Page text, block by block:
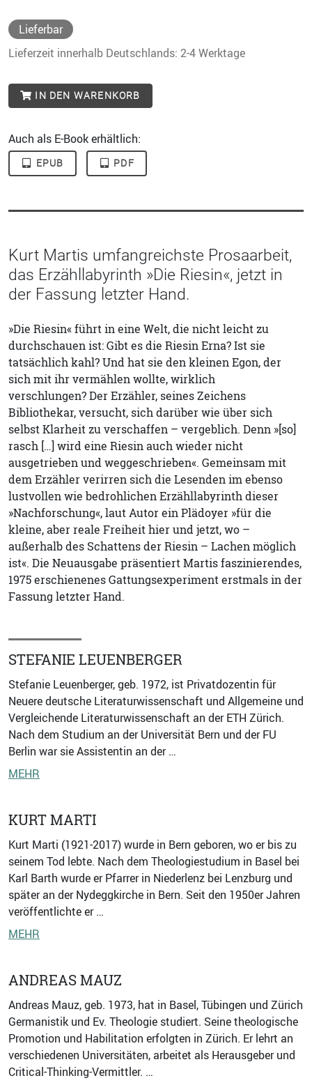
Lieferbar
Lieferzeit innerhalb Deutschlands: 2-4 Werktage
IN DEN WARENKORB
Auch als E-Book erhältlich:
EPUB PDF
Kurt Martis umfangreichste Prosaarbeit,
das Erzähllabyrinth »Die Riesin«, jetzt in
der Fassung letzter Hand.
»Die Riesin« führt in eine Welt, die nicht leicht zu
durchschauen ist: Gibt es die Riesin Erna? Ist sie
tatsächlich kahl? Und hat sie den kleinen Egon, der
sich mit ihr vermählen wollte, wirklich
verschlungen? Der Erzähler, seines Zeichens
Bibliothekar, versucht, sich darüber wie über sich
selbst Klarheit zu verschaffen – vergeblich. Denn »[so]
rasch […] wird eine Riesin auch wieder nicht
ausgetrieben und weggeschrieben«. Gemeinsam mit
dem Erzähler verirren sich die Lesenden im ebenso
lustvollen wie bedrohlichen Erzähllabyrinth dieser
»Nachforschung«, laut Autor ein Plädoyer »für die
kleine, aber reale Freiheit hier und jetzt, wo –
außerhalb des Schattens der Riesin – Lachen möglich
ist«. Die Neuausgabe präsentiert Martis faszinierendes,
1975 erschienenes Gattungsexperiment erstmals in der
Fassung letzter Hand.
STEFANIE LEUENBERGER
Stefanie Leuenberger, geb. 1972, ist Privatdozentin für
Neuere deutsche Literaturwissenschaft und Allgemeine und
Vergleichende Literaturwissenschaft an der ETH Zürich.
Nach dem Studium an der Universität Bern und der FU
Berlin war sie Assistentin an der …
MEHR
KURT MARTI
Kurt Marti (1921-2017) wurde in Bern geboren, wo er bis zu
seinem Tod lebte. Nach dem Theologiestudium in Basel bei
Karl Barth wurde er Pfarrer in Niederlenz bei Lenzburg und
später an der Nydeggkirche in Bern. Seit den 1950er Jahren
veröffentlichte er …
MEHR
ANDREAS MAUZ
Andreas Mauz, geb. 1973, hat in Basel, Tübingen und Zürich
Germanistik und Ev. Theologie studiert. Seine theologische
Promotion und Habilitation erfolgten in Zürich. Er lehrt an
verschiedenen Universitäten, arbeitet als Herausgeber und
Critical-Thinking-Vermittler. …